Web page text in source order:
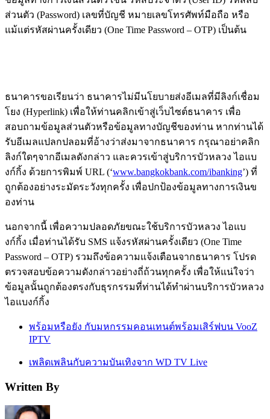
ส่วนตัว (Password) เลขที่บัญชี หมายเลขโทรศัพท์มือถือ หรือ
แม้แต่รหัสผ่านครั้งเดียว (One Time Password – OTP) เป็นต้น
ธนาคารขอเรียนว่า ธนาคารไม่มีนโยบายส่งอีเมลที่มีลิงก์เชื่อม
โยง (Hyperlink) เพื่อให้ท่านคลิกเข้าสู่เว็บไซต์ธนาคาร เพื่อ
สอบถามข้อมูลส่วนตัวหรือข้อมูลทางบัญชีของท่าน หากท่านได้
รับอีเมลแปลกปลอมที่อ้างว่าส่งมาจากธนาคาร กรุณาอย่าคลิก
ลิงก์ใดๆจากอีเมลดังกล่าว และควรเข้าสู่บริการบัวหลวง ไอแบ
งก์กิ้ง ด้วยการพิมพ์ URL (‘www.bangkokbank.com/ibanking’) ที่
ถูกต้องอย่างระมัดระวังทุกครั้ง เพื่อปกป้องข้อมูลทางการเงินข
องท่าน
นอกจากนี้ เพื่อความปลอดภัยขณะใช้บริการบัวหลวง ไอแบ
งก์กิ้ง เมื่อท่านได้รับ SMS แจ้งรหัสผ่านครั้งเดียว (One Time
Password – OTP) รวมถึงข้อความแจ้งเตือนจากธนาคาร โปรด
ตรวจสอบข้อความดังกล่าวอย่างถี่ถ้วนทุกครั้ง เพื่อให้แน่ใจว่า
ข้อมูลนั้นถูกต้องตรงกับธุรกรรมที่ท่านได้ทำผ่านบริการบัวหลวง
ไอแบงก์กิ้ง
พร้อมหรือยัง กับมหกรรมคอนเทนต์พร้อมเสิร์ฟบน VooZ
IPTV
เพลิดเพลินกับความบันเทิงจาก WD TV Live
Written By